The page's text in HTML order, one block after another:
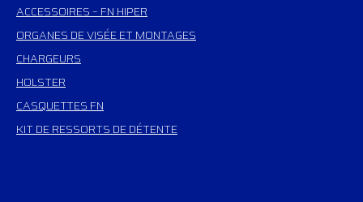
ACCESSOIRES – FN HIPER
ORGANES DE VISÉE ET MONTAGES
CHARGEURS
HOLSTER
CASQUETTES FN
KIT DE RESSORTS DE DÉTENTE